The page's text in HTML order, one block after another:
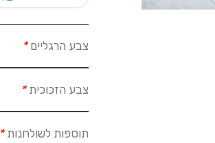
צבע הרגליים*
צבע הזכוכית*
תוספות לשולחנות*